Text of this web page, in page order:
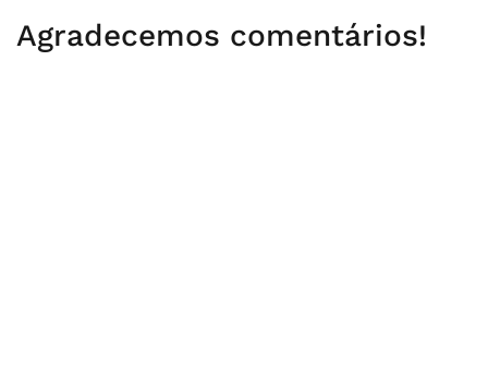
Agradecemos comentários!